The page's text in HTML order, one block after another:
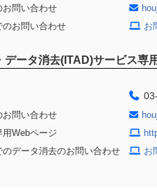
お問い合わせ
のお問い合わせ
お
データ消去(ITAD)サービス専
お問い合わせ
用Webページ
のデータ消去のお問い合わせ
お